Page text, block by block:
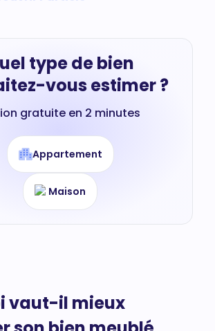
type de bien
vous estimer ?
gratuite en 2 minutes
Appartement
Maison
vaut-il mieux